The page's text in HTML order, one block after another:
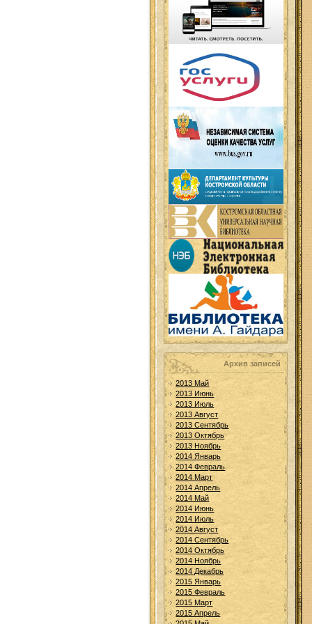
Архив записей
2013 Май
2013 Июнь
2013 Июль
2013 Август
2013 Сентябрь
2013 Октябрь
2013 Ноябрь
2014 Январь
2014 Февраль
2014 Март
2014 Апрель
2014 Май
2014 Июнь
2014 Июль
2014 Август
2014 Сентябрь
2014 Октябрь
2014 Ноябрь
2014 Декабрь
2015 Январь
2015 Февраль
2015 Март
2015 Апрель